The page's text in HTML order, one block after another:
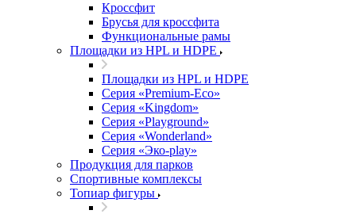
Кроссфит
Брусья для кроссфита
Функциональные рамы
Площадки из HPL и HDPE
Площадки из HPL и HDPE
Серия «Premium-Eco»
Серия «Kingdom»
Серия «Playground»
Серия «Wonderland»
Серия «Эко-play»
Продукция для парков
Спортивные комплексы
Топиар фигуры